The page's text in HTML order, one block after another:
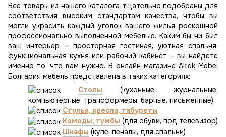
Все товары из нашего каталога тщательно подобраны для
соответствия высоким стандартам качества, чтобы вы
могли украсить каждый уголок вашего жилья роскошной
профессионально выполненной мебелью. Каким бы ни был
ваш интерьер – просторная гостиная, уютная спальня,
функциональная кухня или рабочий кабинет – вы найдете
именно то, что вам нужно. В онлайн-магазине Altek Mebel
Болгария мебель представлена в таких категориях:
Столы (кухонные, журнальные,
компьютерные, трансформеры, барные, письменные)
Стулья, кресла, табуреты
Комоды, тумбы (для обуви, под телевизор)
Шкафы (купе, пеналы, для спальни)